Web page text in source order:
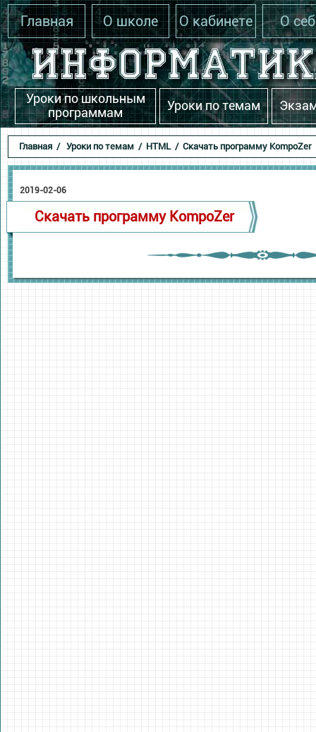
Главная О школе О кабинете О
Уроки по школьным
программам
Уроки по темам
Главная / Уроки по темам / HTML/ Скачать программу KompoZer
2019-02-06
Скачать программу KompoZer